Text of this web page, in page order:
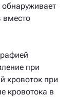
вместо
при
кровоток при
кровотока в